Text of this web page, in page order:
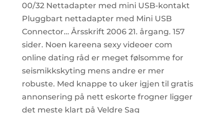
00/32 Nettadapter med mini USB-kontakt
Pluggbart nettadapter med Mini USB
Connector… Årsskrift 2006 21. årgang. 157
sider. Noen kareena sexy videoer com
online dating råd er meget følsomme for
seismikkskyting mens andre er mer
robuste. Med knappe to uker igjen til gratis
annonsering på nett eskorte frogner ligger
det meste klart på Veldre Sag